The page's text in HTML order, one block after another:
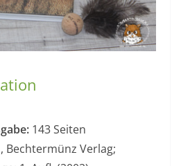
143 Seiten
Bechtermünz Verlag;